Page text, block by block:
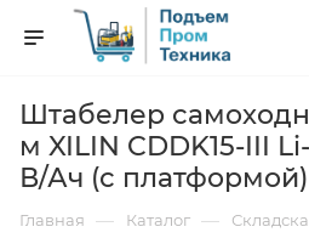
Штабелер
м XILIN CDDK15-III
В/Ач (с платформой)
Главная — Каталог —